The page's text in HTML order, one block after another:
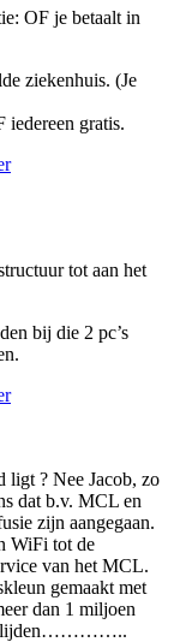
OF je betaalt in
ziekenhuis. (Je
iedereen gratis.
tot aan het
bij die 2 pc’s
ligt ? Nee Jacob, zo
dat b.v. MCL en
zijn aangegaan.
WiFi tot de
van het MCL.
gemaakt met
dan 1 miljoen
belijden…………..